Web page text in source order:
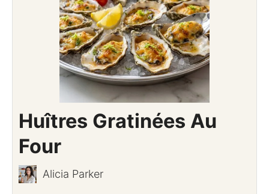
Huîtres Gratinées Au
Four
Alicia Parker